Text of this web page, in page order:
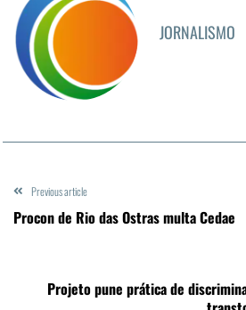
JORNALISMO
Previous article
Procon de Rio das Ostras multa Cedae
Projeto pune prática de